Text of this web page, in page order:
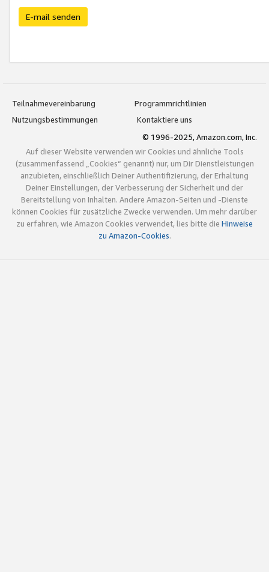
E-mail senden
Teilnahmevereinbarung
Programmrichtlinien
Nutzungsbestimmungen
Kontaktiere uns
© 1996-2025, Amazon.com, Inc.
Auf dieser Website verwenden wir Cookies und ähnliche Tools
(zusammenfassend „Cookies“ genannt) nur, um Dir Dienstleistungen
anzubieten, einschließlich Deiner Authentifizierung, der Erhaltung
Deiner Einstellungen, der Verbesserung der Sicherheit und der
Bereitstellung von Inhalten. Andere Amazon-Seiten und -Dienste
können Cookies für zusätzliche Zwecke verwenden. Um mehr darüber
zu erfahren, wie Amazon Cookies verwendet, lies bitte die Hinweise
zu Amazon-Cookies.